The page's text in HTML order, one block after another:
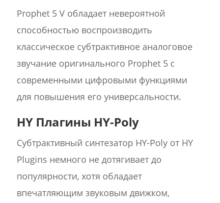
Prophet 5 V обладает невероятной
способностью воспроизводить
классическое субтрактивное аналоговое
звучание оригинального Prophet 5 с
современными цифровыми функциями
для повышения его универсальности.
HY Плагины HY-Poly
Субтрактивный синтезатор HY-Poly от HY
Plugins немного не дотягивает до
популярности, хотя обладает
впечатляющим звуковым движком,